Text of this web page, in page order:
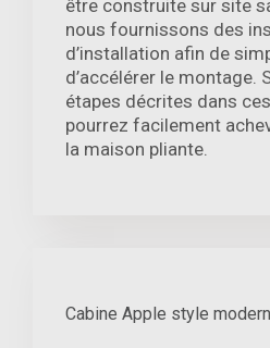
être construite sur site
nous fournissons des
d’installation afin de
d’accélérer le montage.
étapes décrites dans
pourrez facilement
la maison pliante.
Cabine Apple style